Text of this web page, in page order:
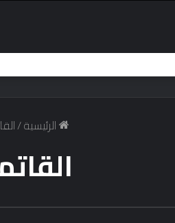
الرئيسية/